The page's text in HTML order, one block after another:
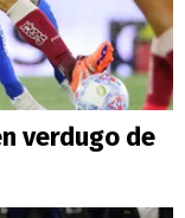
verdugo de